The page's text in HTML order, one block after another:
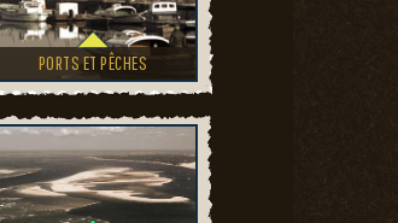
PORTS ET PÊCHES